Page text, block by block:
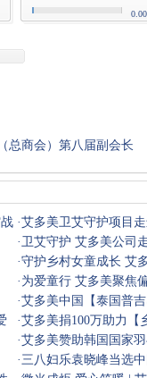
总商会）第八届副会长
收藏
·艾多美卫艾守护项目
·卫艾守护 艾多美公司
·守护乡村女童成长 艾
· 为爱童行 艾多美聚焦
·艾多美中国【泰国普
·艾多美捐100万助力【
·艾多美赞助韩国国家
·三八妇乐袁晓峰当选